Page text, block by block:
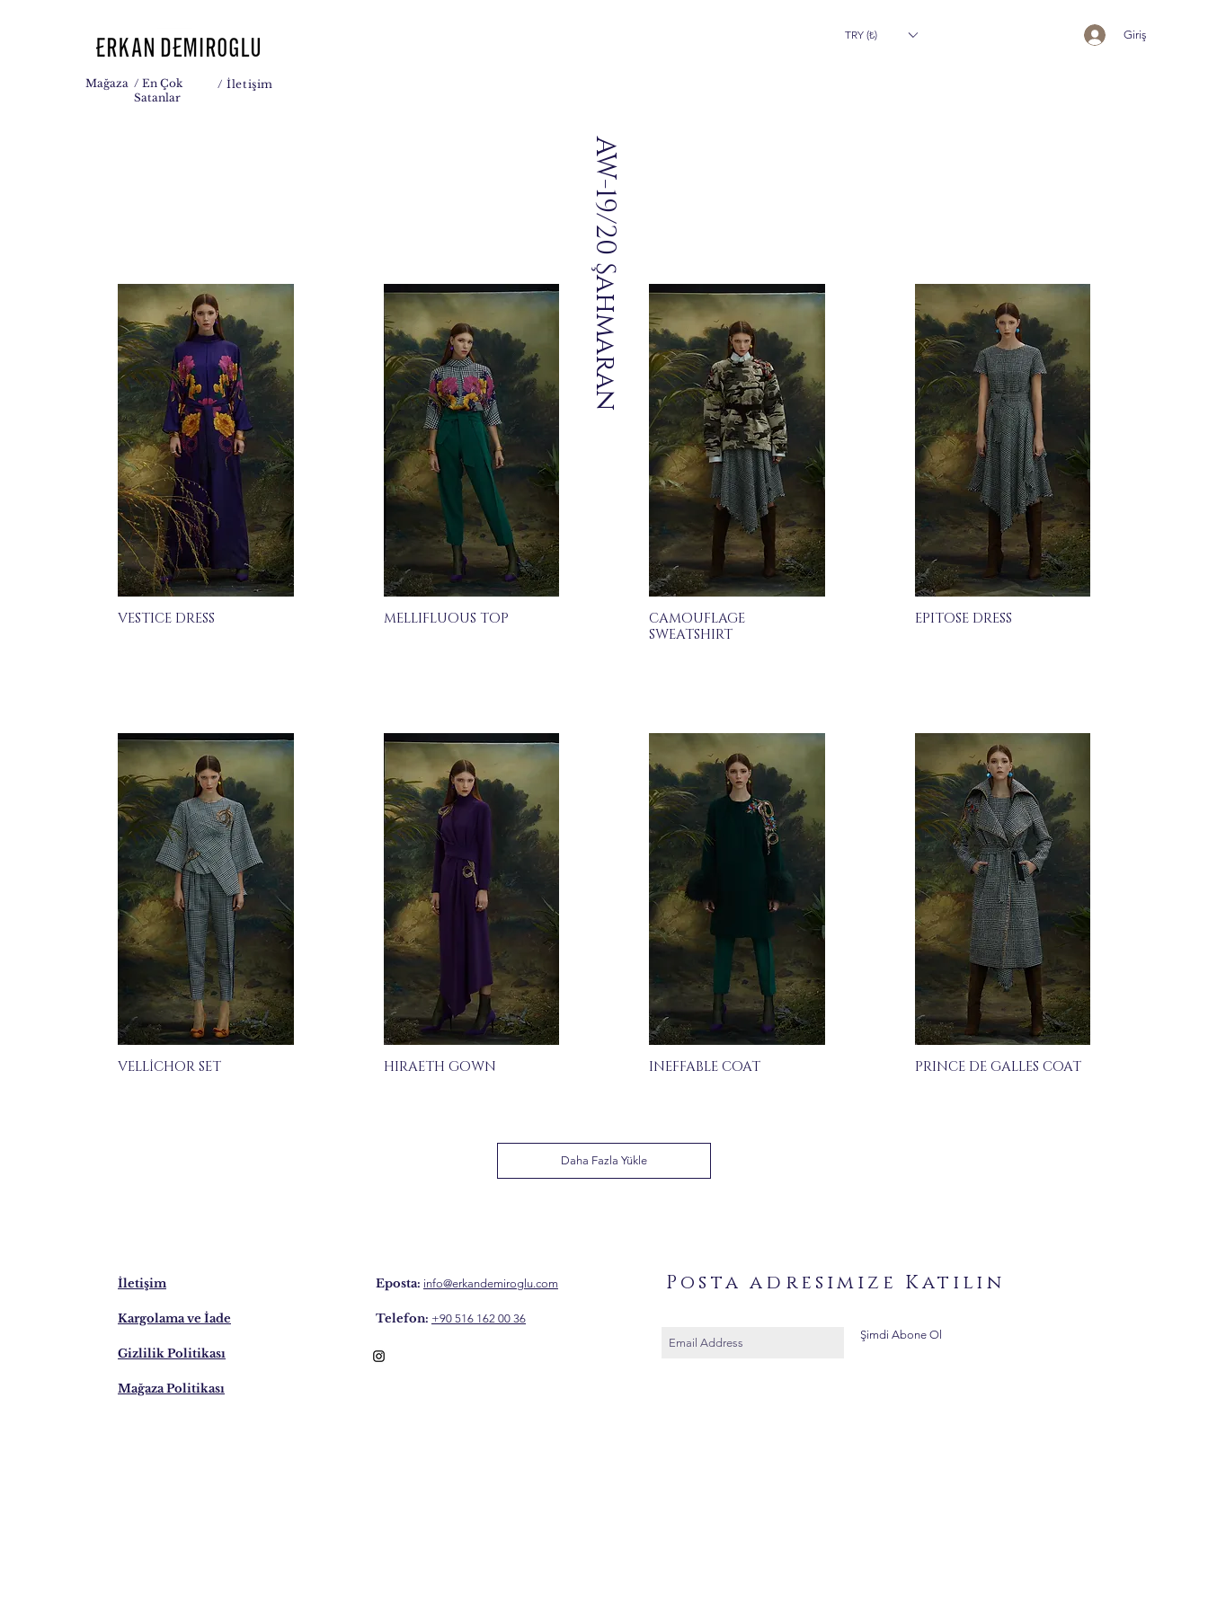
Mağaza / En Çok
Satanlar
/ İletişim
TRY (₺) Giriş
AW-19/20 Şahmaran
VESTICE DRESS MELLIFLUOUS TOP
CAMOUFLAGE
SWEATSHIRT
EPITOSE DRESS
VELLİCHOR SET HIRAETH GOWN INEFFABLE COAT PRINCE DE GALLES COAT
Daha Fazla Yükle
İletişim
Kargolama ve İade
Gizlilik Politikası
Mağaza Politikası
Eposta: info@erkandemiroglu.com
Telefon: +90 516 162 00 36
Posta adresimize Katılın
Şimdi Abone Ol